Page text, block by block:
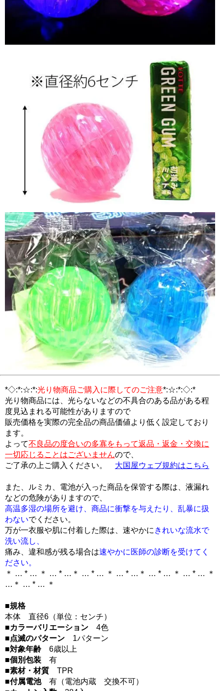
*◇:*:☆:*:光り物商品ご購入に際してのご注意*:☆:*:◇:*
光り物商品には、光らないなどの不具合のある品がある程
度見込まれる可能性がありますので
販売価格を実際の完全品の商品価値より低く設定しており
ます。
よって不良品の度合いの多寡をもって返品・返金・交換に
一切応じることはございませんので、
ご了承の上ご購入ください。 大国屋ウェブ規約はこちら
また、ルミカ、電池が入った商品を保管する際は、液漏れ
などの危険がありますので、
高温多湿の場所を避け、商品に衝撃を与えたり、乱暴に扱
わないでください。
万が一衣服や肌に付着した際は、速やかにきれいな流水で
洗い流し、
痛み、違和感が残る場合は速やかに医師の診断を受けてく
ださい。
＊ … * … ＊ … * …＊ … * … ＊ … * …＊ … * … ＊ … * … ＊
…＊ … * … ＊
■規格
本体 直径6（単位：センチ）
■カラーバリエーション 4色
■点滅のパターン 1パターン
■対象年齢 6歳以上
■個別包装 有
■素材・材質 TPR
■付属電池有（電池内蔵 交換不可）